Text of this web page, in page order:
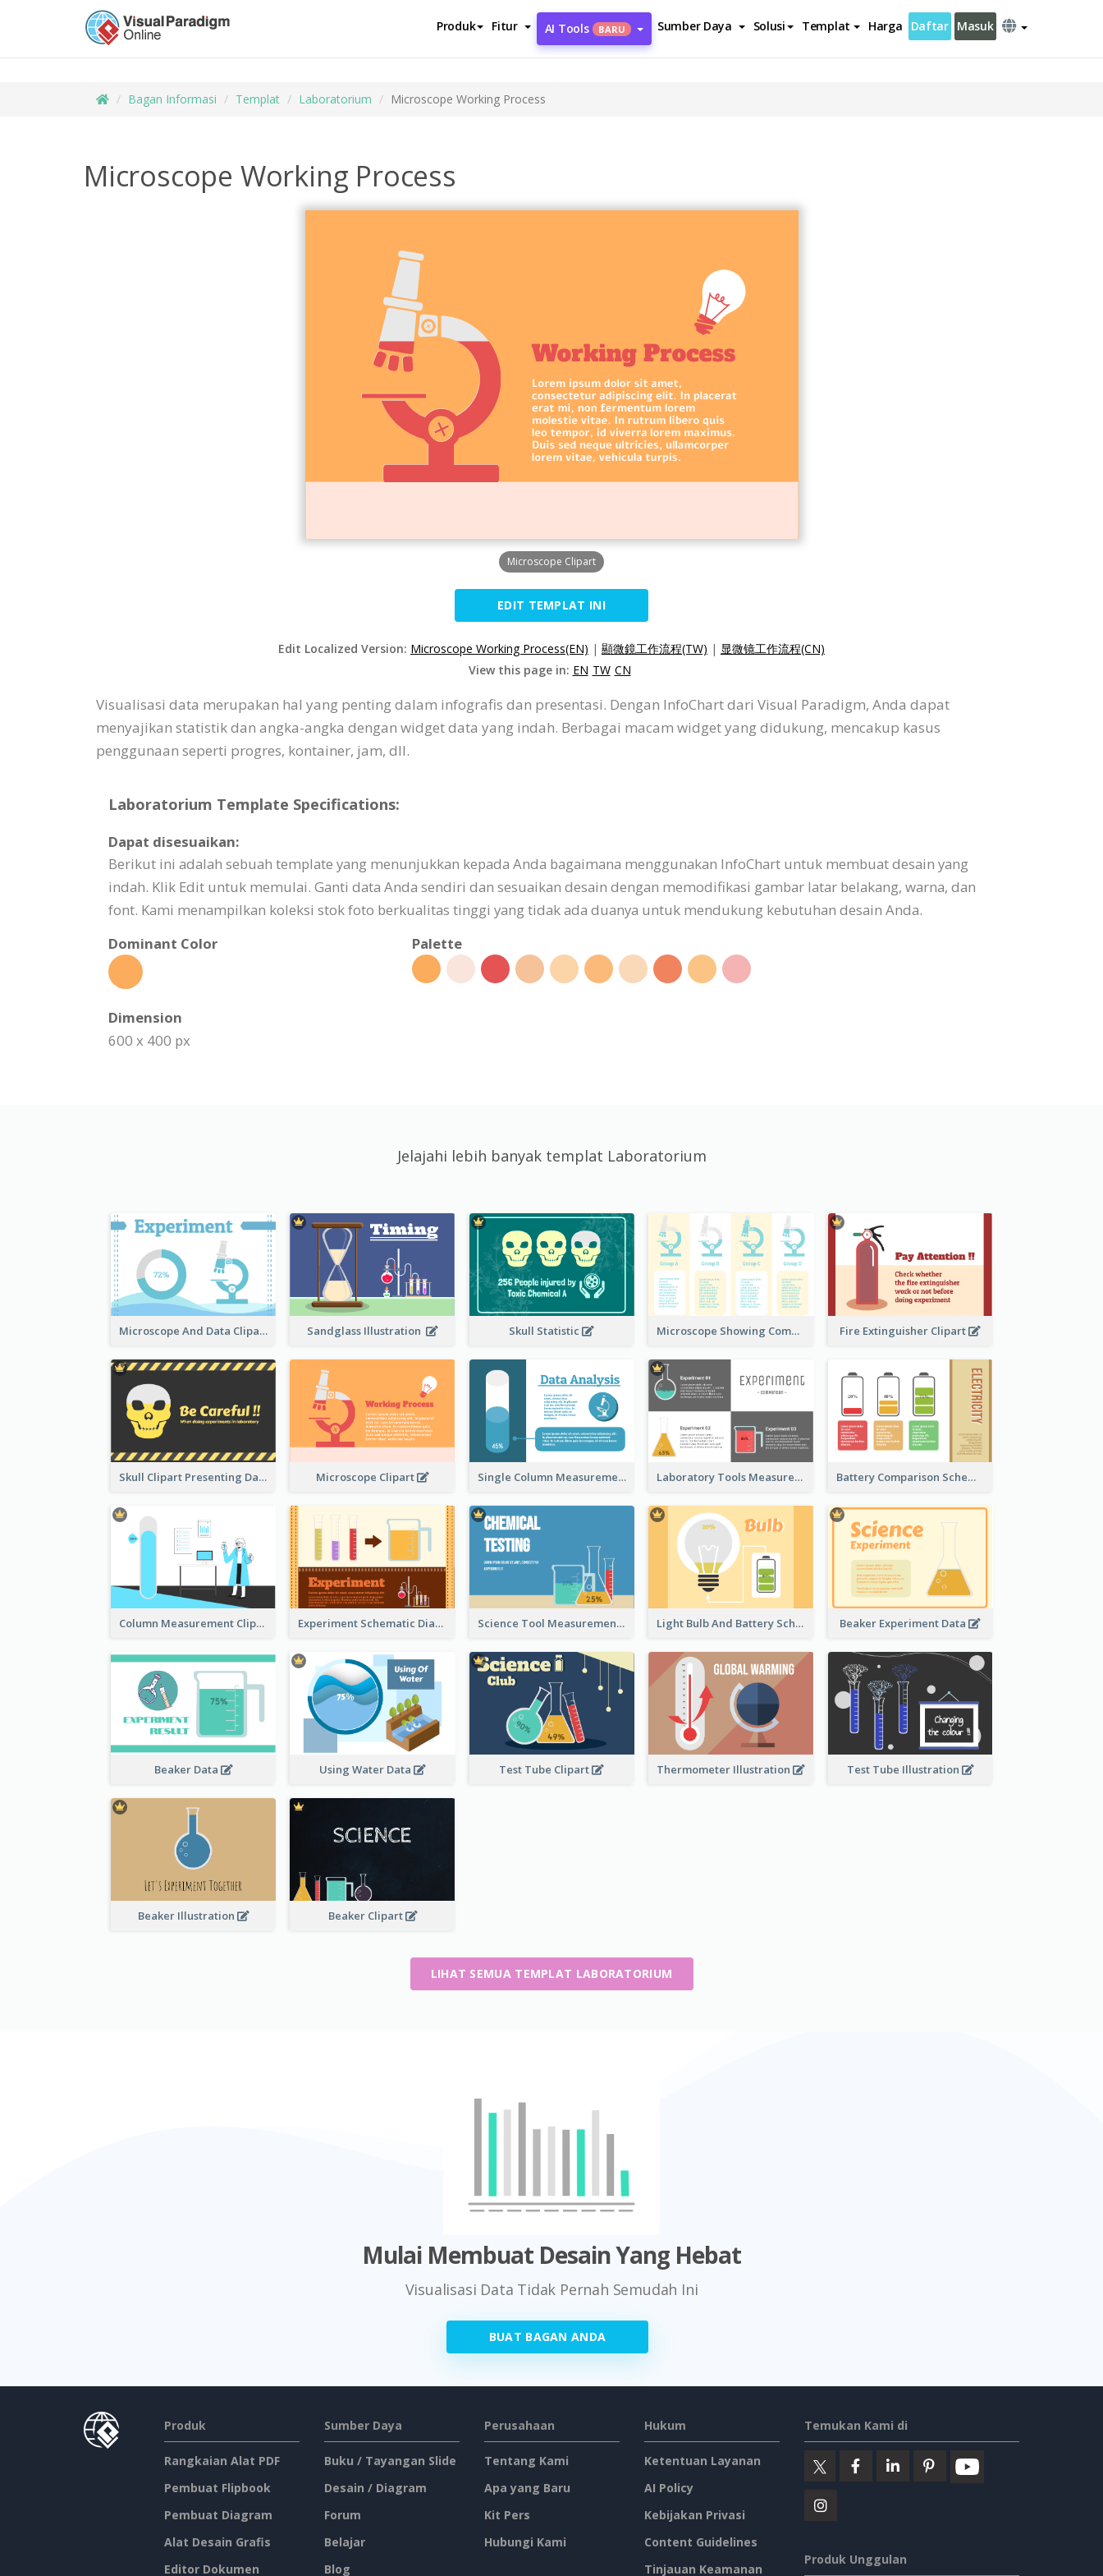
Produk Fitur AI Tools BARU Sumber Daya Solusi Templat Harga Daftar Masuk
Bagan Informasi Templat Laboratorium Microscope Working Process
Microscope Working Process
Microscope Clipart
EDIT TEMPLAT INI
Edit Localized Version: Microscope Working Process(EN) | 顯微鏡工作流程(TW) | 显微镜工作流程(CN)
View this page in: EN TW CN
Visualisasi data merupakan hal yang penting dalam infografis dan presentasi. Dengan InfoChart dari Visual Paradigm, Anda dapat
menyajikan statistik dan angka-angka dengan widget data yang indah. Berbagai macam widget yang didukung, mencakup kasus
penggunaan seperti progres, kontainer, jam, dll.
Laboratorium Template Specifications:
Dapat disesuaikan:
Berikut ini adalah sebuah template yang menunjukkan kepada Anda bagaimana menggunakan InfoChart untuk membuat desain yang
indah. Klik Edit untuk memulai. Ganti data Anda sendiri dan sesuaikan desain dengan memodifikasi gambar latar belakang, warna, dan
font. Kami menampilkan koleksi stok foto berkualitas tinggi yang tidak ada duanya untuk mendukung kebutuhan desain Anda.
Dominant Color
Palette
Dimension
600 x 400 px
Jelajahi lebih banyak templat Laboratorium
Microscope And Data Clipart Sandglass Illustration Skull Statistic Microscope Showing Comparison Fire Extinguisher Clipart
Skull Clipart Presenting Dangerous Microscope Clipart Single Column Measurement Laboratory Tools Measurement And Comparison Battery Comparison Schematic Diagram
Column Measurement Clipart Experiment Schematic Diagram Science Tool Measurement Light Bulb And Battery Schematic Diagram Beaker Experiment Data
Beaker Data Using Water Data Test Tube Clipart Thermometer Illustration Test Tube Illustration
Beaker Illustration Beaker Clipart
LIHAT SEMUA TEMPLAT LABORATORIUM
Mulai Membuat Desain Yang Hebat
Visualisasi Data Tidak Pernah Semudah Ini
BUAT BAGAN ANDA
Produk
Rangkaian Alat PDF
Pembuat Flipbook
Pembuat Diagram
Alat Desain Grafis
Editor Dokumen
Sumber Daya
Buku / Tayangan Slide
Desain / Diagram
Forum
Belajar
Blog
Perusahaan
Tentang Kami
Apa yang Baru
Kit Pers
Hubungi Kami
Hukum
Ketentuan Layanan
AI Policy
Kebijakan Privasi
Content Guidelines
Tinjauan Keamanan
Temukan Kami di
Produk Unggulan